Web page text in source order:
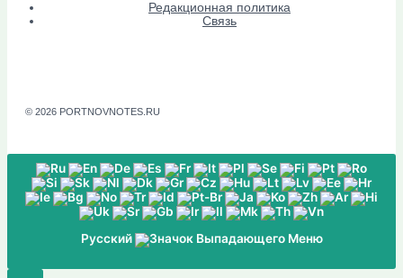
Редакционная политика
Связь
© 2026 PORTNOVNOTES.RU
Русский